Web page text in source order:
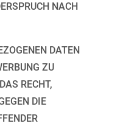
NACH
DATEN
ZU
RECHT,
DIE